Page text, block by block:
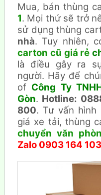
Mua, bán thùng
1. Mọi thứ sẽ trở
sử dụng thùng
nhà. Tuy nhiên,
carton cũ giá rẻ
là điều gây ra
người. Hãy để
of Công Ty
Gòn. Hotline:
800. Tư vấn hình
giá xe tải, thùng
chuyển văn
Zalo 0903 164 103